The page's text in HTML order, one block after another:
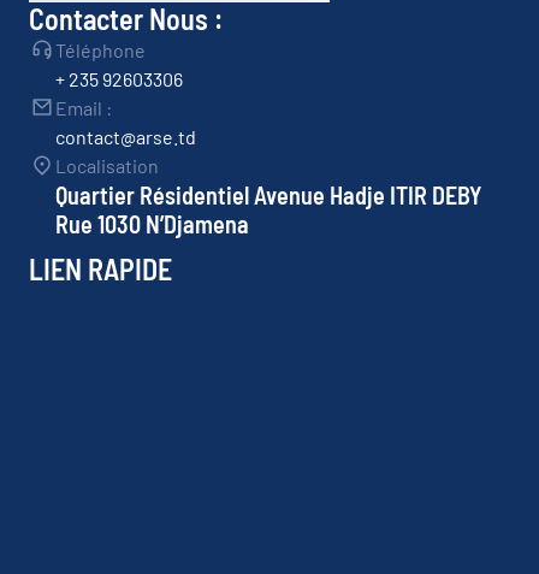
Contacter Nous :
Téléphone
+ 235 92603306
Email :
contact@arse.td
Localisation
Quartier Résidentiel Avenue Hadje ITIR DEBY
Rue 1030 N’Djamena
LIEN RAPIDE